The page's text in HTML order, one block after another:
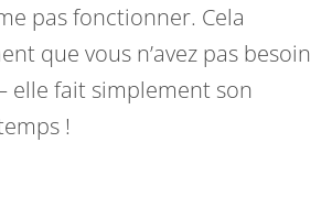
pas fonctionner. Cela
que vous n’avez pas besoin
elle fait simplement son
!